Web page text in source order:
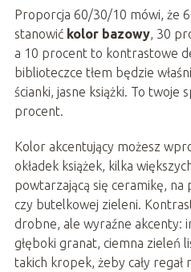
Proporcja 60/30/10 mówi, że
stanowić kolor bazowy, 30
a 10 procent to kontrastowe
biblioteczce tłem będzie
ścianki, jasne książki. To twoje
procent.
Kolor akcentujący możesz
okładek książek, kilka
powtarzającą się ceramikę, na
czy butelkowej zieleni.
drobne, ale wyraźne akcenty:
głęboki granat, ciemna zieleń
takich kropek, żeby cały regał